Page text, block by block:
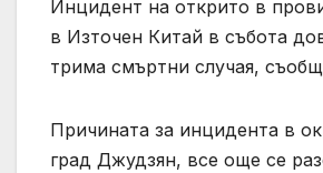
Инцидент на открито в
в Източен Китай в събота
трима смъртни случая,
Причината за инцидента в
град Джудзян, все още се